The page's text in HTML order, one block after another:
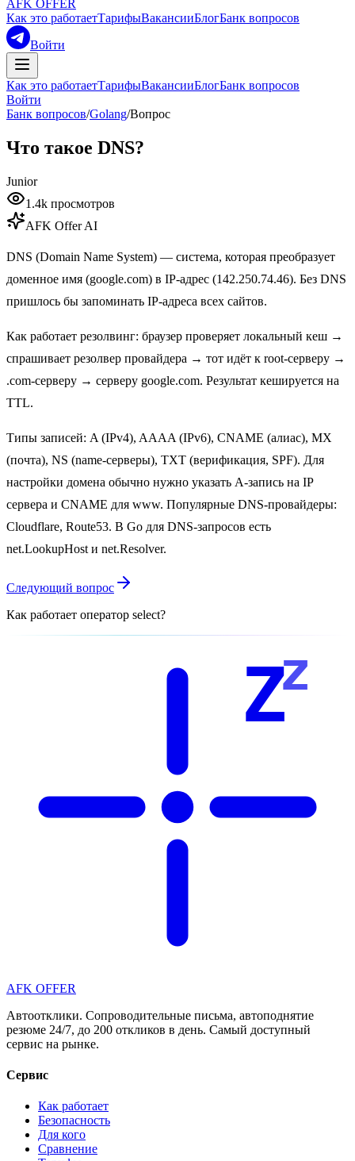
AFK OFFER
Как это работаетТарифыВакансииБлогБанк вопросов
Войти
Как это работаетТарифыВакансииБлогБанк вопросов
Войти
Банк вопросов/Golang/Вопрос
Что такое DNS?
Junior
1.4k просмотров
AFK Offer AI
DNS (Domain Name System) — система, которая преобразует
доменное имя (google.com) в IP-адрес (142.250.74.46). Без DNS
пришлось бы запоминать IP-адреса всех сайтов.
Как работает резолвинг: браузер проверяет локальный кеш →
спрашивает резолвер провайдера → тот идёт к root-серверу →
.com-серверу → серверу google.com. Результат кешируется на
TTL.
Типы записей: A (IPv4), AAAA (IPv6), CNAME (алиас), MX
(почта), NS (name-серверы), TXT (верификация, SPF). Для
настройки домена обычно нужно указать A-запись на IP
сервера и CNAME для www. Популярные DNS-провайдеры:
Cloudflare, Route53. В Go для DNS-запросов есть
net.LookupHost и net.Resolver.
Следующий вопрос
Как работает оператор select?
Zz
AFK OFFER
Автоотклики. Сопроводительные письма, автоподнятие
резюме 24/7, до 200 откликов в день. Самый доступный
сервис на рынке.
Сервис
Как работает
Безопасность
Для кого
Сравнение